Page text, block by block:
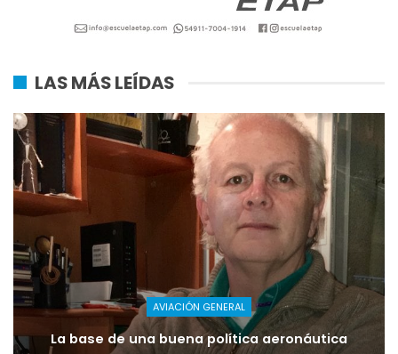
LAS MÁS LEÍDAS
AVIACIÓN GENERAL
La base de una buena política aeronáutica